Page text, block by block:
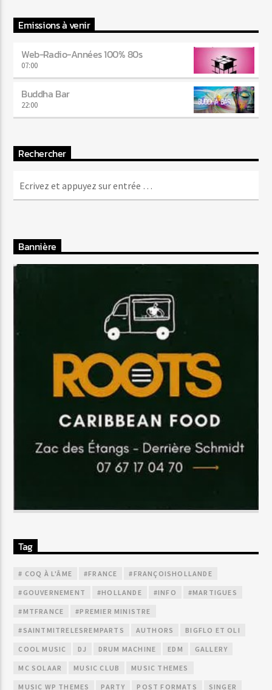
Emissions à venir
Web-Radio-Années 100% 80s
07:00
Buddha Bar
22:00
Rechercher
Bannière
Tag
# COQ À L'ÂME #FRANCE #FRANÇOISHOLLANDE
#GOUVERNEMENT #HOLLANDE #INFO #MARTIGUES
#MTFRANCE #PREMIER MINISTRE
#SAINTMITRELESREMPARTS AUTHORS BIGFLO ET OLI
COOL MUSIC DJ DRUM MACHINE EDM GALLERY
MC SOLAAR MUSIC CLUB MUSIC THEMES
MUSIC WP THEMES PARTY POST FORMATS SINGER